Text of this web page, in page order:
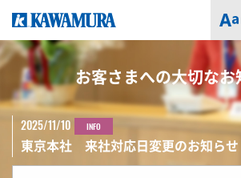
お客さまへの大切なお
2025/11/10 INFO
東京本社 来社対応日変更のお知らせ